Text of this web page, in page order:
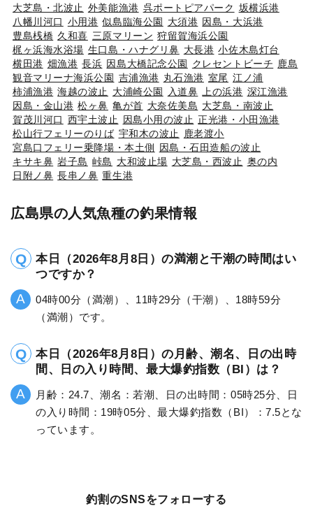
大芝島・北波止 外美能漁港 呉ポートピアパーク 坂横浜港
八幡川河口 小用港 似島臨海公園 大須港 因島・大浜港
豊島桟橋 久和喜 三原マリーン 狩留賀海浜公園
梶ヶ浜海水浴場 生口島・ハナグリ鼻 大長港 小佐木島灯台
横田港 畑漁港 長浜 因島大橋記念公園 クレセントビーチ 鹿島
観音マリーナ海浜公園 吉浦漁港 丸石漁港 室尾 江ノ浦
柿浦漁港 海越の波止 大浦崎公園 入道鼻 上の浜港 深江漁港
因島・金山港 松ヶ鼻 亀が首 大奈佐美島 大芝島・南波止
賀茂川河口 西宇土波止 因島小用の波止 正光港・小田漁港
松山行フェリーのりば 宇和木の波止
鹿老渡小
宮島口フェリー乗降場・本土側 因島・石田造船の波止
キサキ鼻 岩子島 峠島 大和波止場 大芝島・西波止 奥の内
日附ノ鼻 長串ノ鼻 重生港
広島県の人気魚種の釣果情報
本日（2026年8月8日）の満潮と干潮の時間はい
つですか？
04時00分（満潮）、11時29分（干潮）、18時59分
（満潮）です。
本日（2026年8月8日）の月齢、潮名、日の出時
間、日の入り時間、最大爆釣指数（BI）は？
月齢：24.7、潮名：若潮、日の出時間：05時25分、日
の入り時間：19時05分、最大爆釣指数（BI）：7.5とな
っています。
釣割のSNSをフォローする